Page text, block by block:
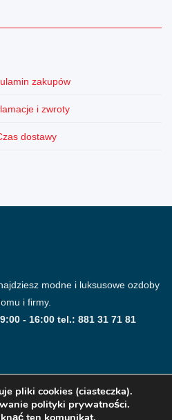
zakupów
i zwroty
dostawy
modne i luksusowe ozdoby
i firmy.
- 16:00 tel.: 881 31 71 81
pliki cookies (ciasteczka).
polityki prywatności.
ten komunikat.